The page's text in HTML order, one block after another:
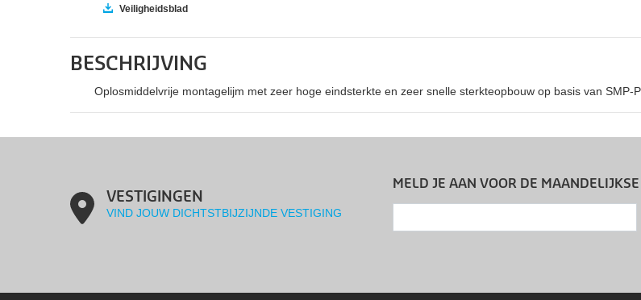
Veiligheidsblad
BESCHRIJVING
Oplosmiddelvrije montagelijm met zeer hoge eindsterkte en zeer snelle sterkteopbouw op basis van SMP-
VESTIGINGEN
VIND JOUW DICHTSTBIJZIJNDE VESTIGING
MELD JE AAN VOOR DE